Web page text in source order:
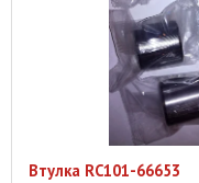
Втулка RC101-66653